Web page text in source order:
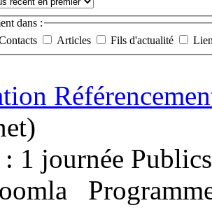
dans :
Articles Fils d'actualité
1 journée